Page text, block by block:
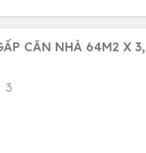
CĂN NHÀ 64M2 X
3